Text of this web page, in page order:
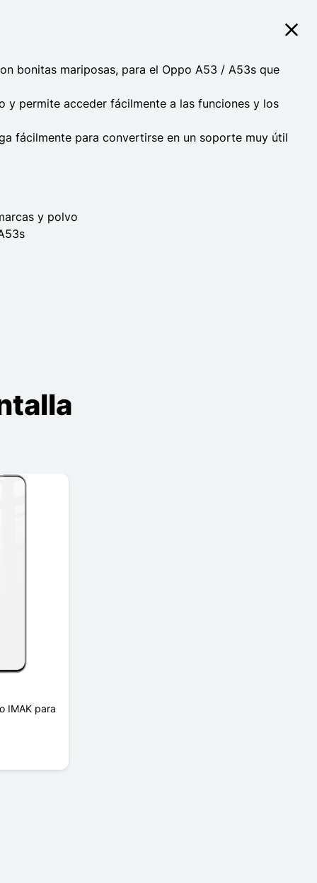
bonitas mariposas, para el Oppo A53 / A53s que
permite acceder fácilmente a las funciones y los
fácilmente para convertirse en un soporte muy útil
y polvo
IMAK para